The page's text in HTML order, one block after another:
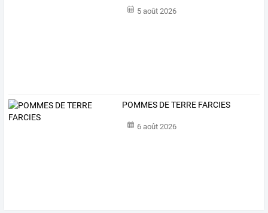
5 août 2026
POMMES DE TERRE FARCIES
6 août 2026